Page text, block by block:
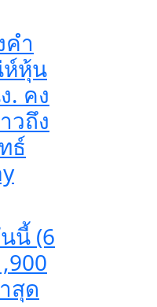
คำ
ห์หุ้น
. คง
วถึง
ธ์
นี้ (6
สุด​